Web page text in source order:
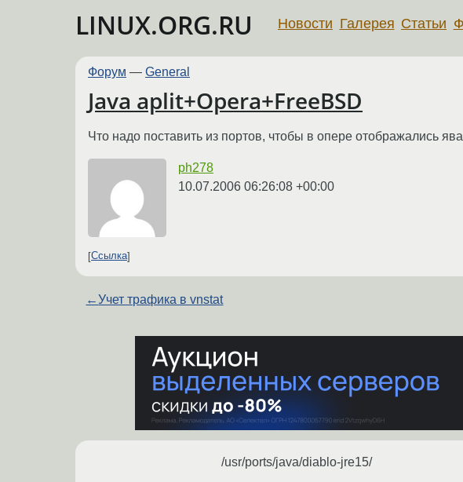
LINUX.ORG.RU Новости Галерея Статьи
Форум — General
Java aplit+Opera+FreeBSD
Что надо поставить из портов, чтобы в опере отображались
ph278
10.07.2006 06:26:08 +00:00
Ссылка
←Учет трафика в vnstat
/usr/ports/java/diablo-jre15/